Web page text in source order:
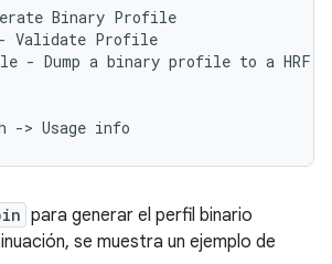
Binary
- Validate
- Dump a binary profile to a HRF
-> Usage
para generar el perfil binario
se muestra un ejemplo de